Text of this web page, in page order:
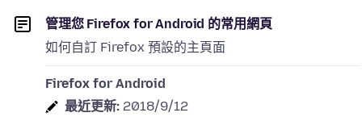
管理您 Firefox for Android 的常用網頁
如何自訂 Firefox 預設的主頁面
Firefox for Android
最近更新: 2018/9/12